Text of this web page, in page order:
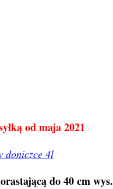
od maja 2021
doniczce 4l
do 40 cm wys.